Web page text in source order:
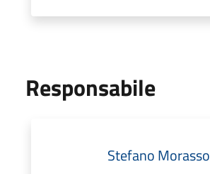
Responsabile
Stefano Morasso